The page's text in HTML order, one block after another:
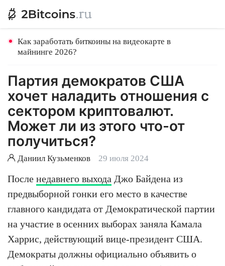
Как заработать биткоины на видеокарте в
майнинге 2026?
Партия демократов США
хочет наладить отношения с
сектором криптовалют.
Может ли из этого что-от
получиться?
Даниил Кузьменков 29 июля 2024
После недавнего выхода Джо Байдена из
предвыборной гонки его место в качестве
главного кандидата от Демократической партии
на участие в осенних выборах заняла Камала
Харрис, действующий вице-президент США.
Демократы должны официально объявить о